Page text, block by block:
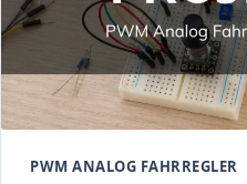
PWM ANALOG FAHRREGLER